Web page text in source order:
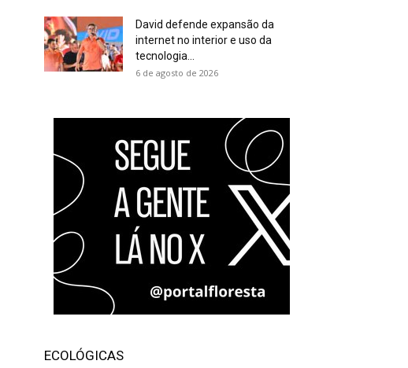
David defende expansão da
internet no interior e uso da
tecnologia...
6 de agosto de 2026
ECOLÓGICAS